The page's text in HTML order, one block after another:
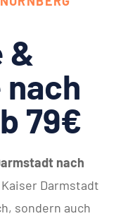
&
79€
nach
Darmstadt
sondern auch